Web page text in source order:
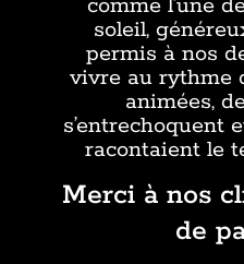
comme l’une
soleil,
permis à nos
vivre au rythme
animées,
s’entrechoquent
racontaient le
Merci à nos
de